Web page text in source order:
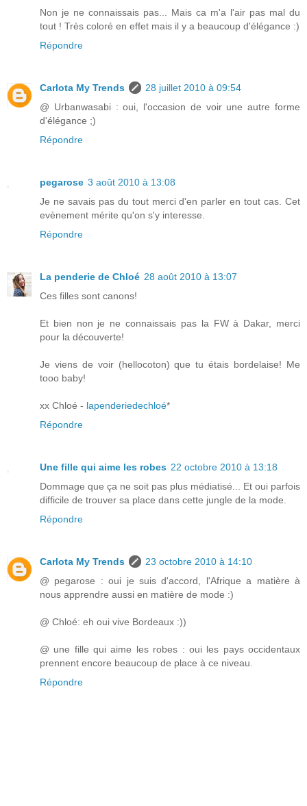
Non je ne connaissais pas... Mais ca m'a l'air pas mal du
tout ! Très coloré en effet mais il y a beaucoup d'élégance :)
Répondre
Carlota My Trends
28 juillet 2010 à 09:54
@ Urbanwasabi : oui, l'occasion de voir une autre forme
d'élégance ;)
Répondre
pegarose 3 août 2010 à 13:08
Je ne savais pas du tout merci d'en parler en tout cas. Cet
evènement mérite qu'on s'y interesse.
Répondre
La penderie de Chloé 28 août 2010 à 13:07
Ces filles sont canons!
Et bien non je ne connaissais pas la FW à Dakar, merci
pour la découverte!
Je viens de voir (hellocoton) que tu étais bordelaise! Me
tooo baby!
xx Chloé - lapenderiedechloé*
Répondre
Une fille qui aime les robes 22 octobre 2010 à 13:18
Dommage que ça ne soit pas plus médiatisé... Et oui parfois
difficile de trouver sa place dans cette jungle de la mode.
Répondre
Carlota My Trends
23 octobre 2010 à 14:10
@ pegarose : oui je suis d'accord, l'Afrique a matière à
nous apprendre aussi en matière de mode :)
@ Chloé: eh oui vive Bordeaux :))
@ une fille qui aime les robes : oui les pays occidentaux
prennent encore beaucoup de place à ce niveau.
Répondre